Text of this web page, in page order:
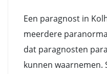
Een paragnost in
meerdere
dat paragnosten
kunnen waarnemen.